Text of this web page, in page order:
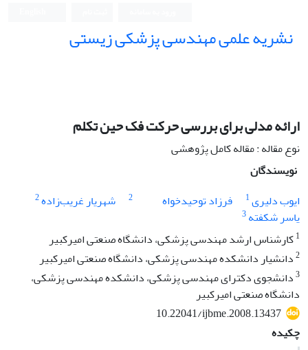
نشریه علمی مهندسی پزشکی زیستی
ارائه مدلی برای بررسی حرکت فک حین تکلم
نوع مقاله : مقاله کامل پژوهشی
نویسندگان
ایوب دلیری1 فرزاد توحیدخواه 2 شهریار غریب‌زاده2
یاسر شکفته3
1کارشناس ارشد مهندسی پزشکی، دانشگاه صنعتی امیرکبیر
2دانشیار دانشکده مهندسی پزشکی، دانشگاه صنعتی امیرکبیر
3دانشجوی دکترای مهندسی پزشکی، دانشکده مهندسی پزشکی،
دانشگاه صنعتی امیرکبیر
10.22041/ijbme.2008.13437
چکیده